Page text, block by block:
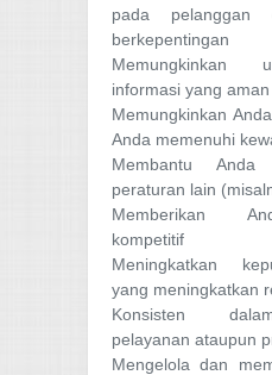
pada
berkepentingan
Memungkinkan
informasi yang aman
Memungkinkan
Anda memenuhi
Membantu
peraturan lain
Memberikan
kompetitif
Meningkatkan
yang meningkatkan
Konsisten
pelayanan ataupun
Mengelola dan